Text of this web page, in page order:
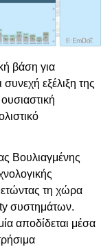
βάση για
εξέλιξη της
Βουλιαγμένης
τη χώρα
συστημάτων.
αποδίδεται μέσα